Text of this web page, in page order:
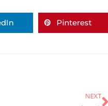
Pinterest
NEXT